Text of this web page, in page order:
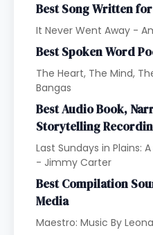
Best Song Written
It Never Went Away -
Best Spoken Word
The Heart, The Mind,
Bangas
Best Audio Book,
Storytelling
Last Sundays in Plains:
- Jimmy Carter
Best Compilation
Media
Maestro: Music By